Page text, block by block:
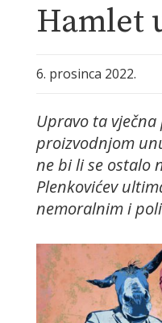
Hamlet
6. prosinca 2022.
Upravo ta
proizvodnjom
ne bi li se ostalo
Plenkovićev
nemoralnim i